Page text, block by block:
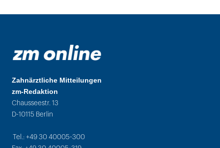
Zahnärztliche Mitteilungen
zm-Redaktion
Chausseestr. 13
D-10115 Berlin
Tel.: +49 30 40005-300